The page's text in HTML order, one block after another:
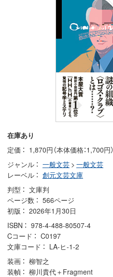
在庫あり
定価
1,870円（本体価格：1,700円）
ジャンル
一般文芸 > 一般文芸
レーベル
創元文芸文庫
判型
文庫判
ページ数
566ページ
初版
2026年1月30日
ISBN
978-4-488-80507-4
Cコード
C0197
文庫コード
LA-ヒ-1-2
装画
柳智之
装幀
柳川貴代＋Fragment